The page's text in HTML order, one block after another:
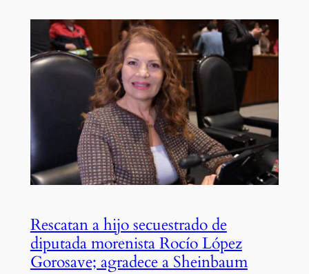
Rescatan a hijo secuestrado de
diputada morenista Rocío López
Gorosave; agradece a Sheinbaum